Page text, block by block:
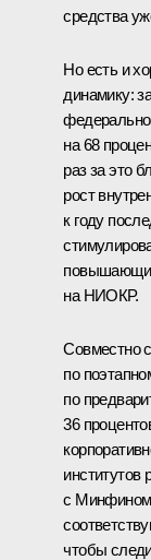
средства
Но есть и
динамику:
на 68
раз за это
рост
к году
на НИОКР.
Совместно
по
по
36
институтов
с Минфином
чтобы